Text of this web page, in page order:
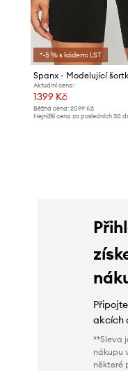
*-5 % s kódem: LST
Spanx - Modelující
Aktuální cena:
1399 Kč
Běžná cena: 2099 Kč
Nejnižší cena za posledních 30
akcích
**Sleva
nákupu
některé